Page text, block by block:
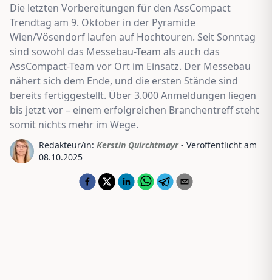
Die letzten Vorbereitungen für den AssCompact
Trendtag am 9. Oktober in der Pyramide
Wien/Vösendorf laufen auf Hochtouren. Seit Sonntag
sind sowohl das Messebau-Team als auch das
AssCompact-Team vor Ort im Einsatz. Der Messebau
nähert sich dem Ende, und die ersten Stände sind
bereits fertiggestellt. Über 3.000 Anmeldungen liegen
bis jetzt vor – einem erfolgreichen Branchentreff steht
somit nichts mehr im Wege.
Redakteur/in: Kerstin Quirchtmayr - Veröffentlicht am
08.10.2025